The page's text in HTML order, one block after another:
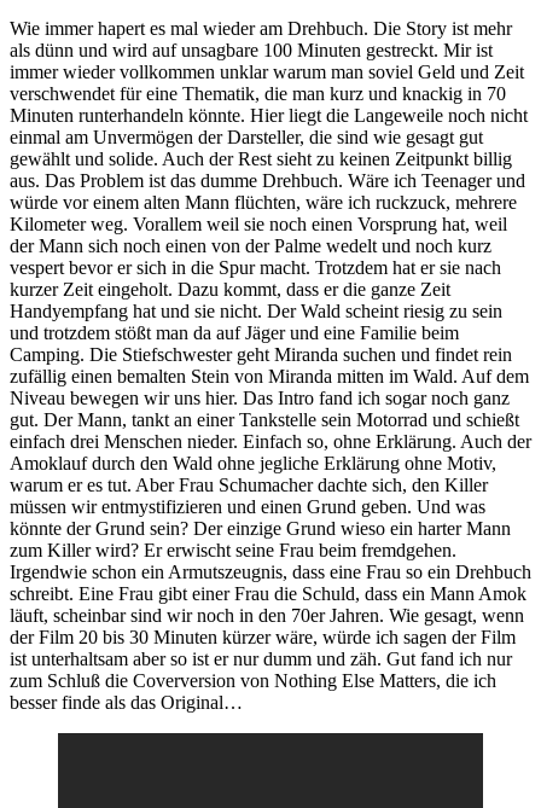
Wie immer hapert es mal wieder am Drehbuch. Die Story ist mehr
als dünn und wird auf unsagbare 100 Minuten gestreckt. Mir ist
immer wieder vollkommen unklar warum man soviel Geld und Zeit
verschwendet für eine Thematik, die man kurz und knackig in 70
Minuten runterhandeln könnte. Hier liegt die Langeweile noch nicht
einmal am Unvermögen der Darsteller, die sind wie gesagt gut
gewählt und solide. Auch der Rest sieht zu keinen Zeitpunkt billig
aus. Das Problem ist das dumme Drehbuch. Wäre ich Teenager und
würde vor einem alten Mann flüchten, wäre ich ruckzuck, mehrere
Kilometer weg. Vorallem weil sie noch einen Vorsprung hat, weil
der Mann sich noch einen von der Palme wedelt und noch kurz
vespert bevor er sich in die Spur macht. Trotzdem hat er sie nach
kurzer Zeit eingeholt. Dazu kommt, dass er die ganze Zeit
Handyempfang hat und sie nicht. Der Wald scheint riesig zu sein
und trotzdem stößt man da auf Jäger und eine Familie beim
Camping. Die Stiefschwester geht Miranda suchen und findet rein
zufällig einen bemalten Stein von Miranda mitten im Wald. Auf dem
Niveau bewegen wir uns hier. Das Intro fand ich sogar noch ganz
gut. Der Mann, tankt an einer Tankstelle sein Motorrad und schießt
einfach drei Menschen nieder. Einfach so, ohne Erklärung. Auch der
Amoklauf durch den Wald ohne jegliche Erklärung ohne Motiv,
warum er es tut. Aber Frau Schumacher dachte sich, den Killer
müssen wir entmystifizieren und einen Grund geben. Und was
könnte der Grund sein? Der einzige Grund wieso ein harter Mann
zum Killer wird? Er erwischt seine Frau beim fremdgehen.
Irgendwie schon ein Armutszeugnis, dass eine Frau so ein Drehbuch
schreibt. Eine Frau gibt einer Frau die Schuld, dass ein Mann Amok
läuft, scheinbar sind wir noch in den 70er Jahren. Wie gesagt, wenn
der Film 20 bis 30 Minuten kürzer wäre, würde ich sagen der Film
ist unterhaltsam aber so ist er nur dumm und zäh. Gut fand ich nur
zum Schluß die Coverversion von Nothing Else Matters, die ich
besser finde als das Original…